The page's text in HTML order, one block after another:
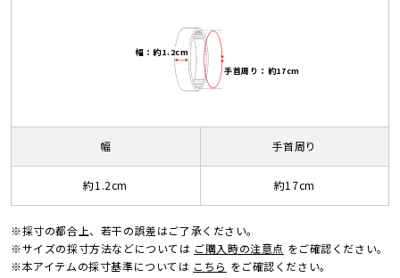
幅：約1.2cm
手首周り：約17cm
幅
約1.2cm
手首周り
約17cm
※採寸の都合上、若干の誤差はご了承ください。
※サイズの採寸方法などについては ご購入時の注意点 をご確認ください。
※本アイテムの採寸基準については こちら をご確認ください。